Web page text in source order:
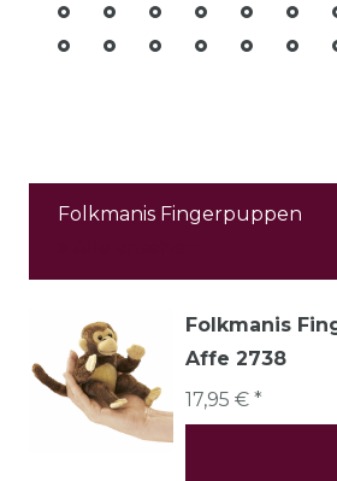
Folkmanis Fingerpuppen
Folkmanis
Affe 2738
17,95 € *